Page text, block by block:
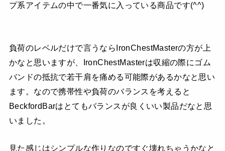
プ系アイテムの中で一番気に入っている商品です(^^)
負荷のレベルだけで言うならIronChestMasterの方が上
かなと思いますが、IronChestMasterは収縮の際にゴム
バンドの抵抗で若干肩を痛める可能際があるかなと思い
ます。なので携帯性や負荷のバランスを考えると
BeckfordBarはとてもバランスが良くいい製品だなと思
いました。
見た感じはシンプルな作りなのですぐ壊れちゃうかなと